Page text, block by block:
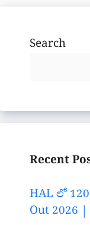
Search
Recent
HAL లో
Out 2026